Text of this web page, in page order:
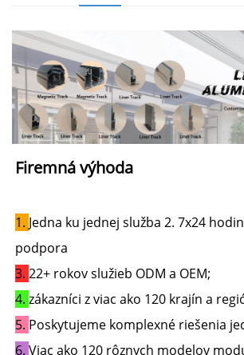
Firemná výhoda
1. Jedna ku jednej služba 2. 7x24
podpora
3. 22+ rokov služieb ODM a OEM;
4. zákazníci z viac ako 120 krajín a
5. Poskytujeme komplexné riešenia
6. Viac ako 120 rôznych modelov